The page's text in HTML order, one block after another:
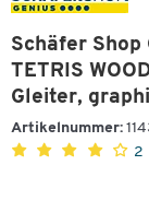
Schäfer Shop
TETRIS
Gleiter,
Artikelnummer:
2